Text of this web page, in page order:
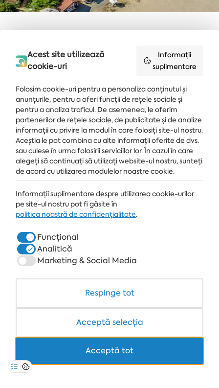
rezultate, dar îti sugerăm să
încerci din nou.
Primește ultimele știri și oferte livrate direct în căsuța de e-mail
MĂ ABONEZ
STAȚIUNE
ALBENA.BG
COWORKING
+359 700 12 110
Acest site utilizează
cookie-uri
Informații
suplimentare
Folosim cookie-uri pentru a personaliza conținutul și
anunțurile, pentru a oferi funcții de rețele sociale și
pentru a analiza traficul. De asemenea, le oferim
partenerilor de rețele sociale, de publicitate și de analize
informații cu privire la modul în care folosiți site-ul nostru.
Aceștia le pot combina cu alte informații oferite de dvs.
sau culese în urma folosirii serviciilor lor. În cazul în care
alegeți să continuați să utilizați website-ul nostru, sunteți
de acord cu utilizarea modulelor noastre cookie.
Informații suplimentare despre utilizarea cookie-urilor
pe site-ul nostru pot fi găsite în
politica noastră de confidențialitate.
Funcțional
Analitică
Marketing & Social Media
Respinge tot
Acceptă selecția
Acceptă tot